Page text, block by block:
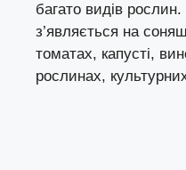
багато видів
з’являється на
томатах, капусті,
рослинах,